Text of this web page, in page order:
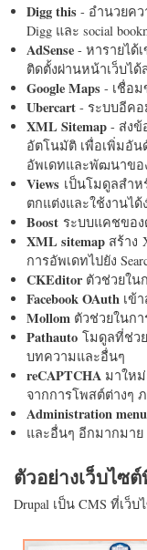
Digg this - อำนวยคว
Digg และ social
AdSense - หารายได้
ติดตั้งผ่านหน้าเว็บได้
Google Maps - เชื่อม
Ubercart - ระบบอีคอ
XML Sitemap - ส่งข้
อัตโนมัติ เพื่อเพิ่มอั
อัพเดทและพัฒนาข
Views เป็นโมดูลสำห
ตกแต่งและใช้งานได้
Boost ระบบแคชขอ
XML sitemap สร้าง
การอัพเดทไปยัง
CKEditorตัวช่วยใน
Facebook OAuth เข้
Mollom ตัวช่วยในก
Pathauto โมดูลที่ช่ว
บทความและอื่นๆ
reCAPTCHA มาให
จากการโพสต์ต่างๆ
Administration menu
และอื่นๆ อีกมากมาย
ตัวอย่างเว็บไซ
Drupal เป็น CMS ที่เว็